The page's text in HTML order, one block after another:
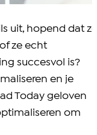
uit, hopend dat ze
ze echt
succesvol is?
en je
Today geloven
om